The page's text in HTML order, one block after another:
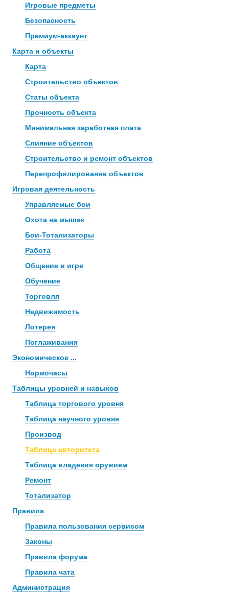
Игровые предметы
Безопасность
Премиум-аккаунт
Карта и объекты
Карта
Строительство объектов
Статы объекта
Прочность объекта
Минимальная заработная плата
Слияние объектов
Строительство и ремонт объектов
Перепрофилирование объектов
Игровая деятельность
Управляемые бои
Охота на мышек
Бои-Тотализаторы
Работа
Общение в игре
Обучение
Торговля
Недвижимость
Лотерея
Поглаживания
Экономическое ...
Нормочасы
Таблицы уровней и навыков
Таблица торгового уровня
Таблица научного уровня
Производ
Таблица авторитета
Таблица владения оружием
Ремонт
Тотализатор
Правила
Правила пользования сервисом
Законы
Правила форума
Правила чата
Администрация